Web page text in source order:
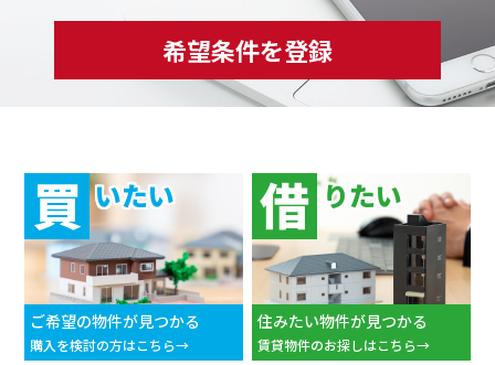
希望条件を登録
買 いたい
ご希望の物件が見つかる
購入を検討の方はこちら
借 りたい
住みたい物件が見つかる
賃貸物件のお探しはこちら